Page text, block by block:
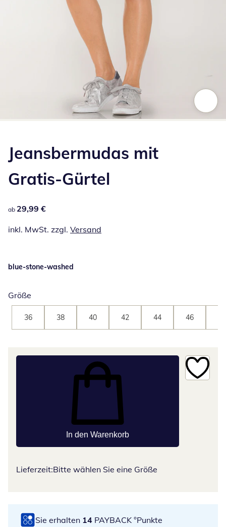
Jeansbermudas mit
Gratis-Gürtel
29,99 €
ab 29,99 €
inkl. MwSt. zzgl. Versand
blue-stone-washed
Größe
36 38 40 42 44 46
In den Warenkorb
Lieferzeit:Bitte wählen Sie eine Größe
Sie erhalten 14 PAYBACK °Punkte